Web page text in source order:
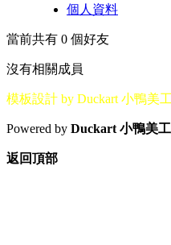
個人資料
當前共有 0 個好友
沒有相關成員
模板設計 by Duckart 小鴨美工
Powered by Duckart 小鴨美工
返回頂部